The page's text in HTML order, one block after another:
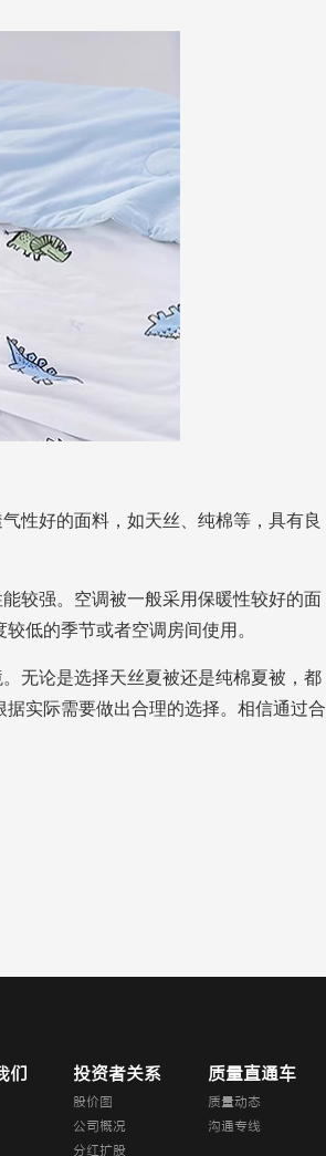
性好的面料，如天丝、纯棉等，具有良
较强。空调被一般采用保暖性较好的面
低的季节或者空调房间使用。
无论是选择天丝夏被还是纯棉夏被，都
实际需要做出合理的选择。相信通过合
们 投资者关系
股价图
公司概况
分红扩股
质量直通车
质量动态
沟通专线